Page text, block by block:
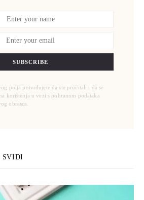
SUBSCRIBE
polja potvrđujete da ste pročitali i da se
korištenja u vezi s pohranom podataka
obrasca.
SVIDI